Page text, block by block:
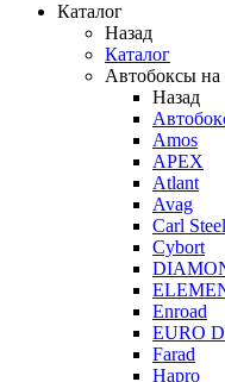
Каталог
Назад
Каталог
Автобоксы
Назад
Amos
APEX
Atlant
Avag
Carl
Cybort
Enroad
EURO
Farad
Hapro